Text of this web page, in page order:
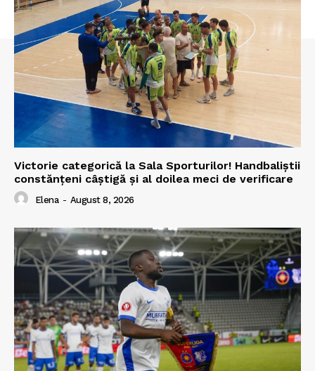
Victorie categorică la Sala Sporturilor! Handbaliștii
constănțeni câștigă și al doilea meci de verificare
Elena - August 8, 2026